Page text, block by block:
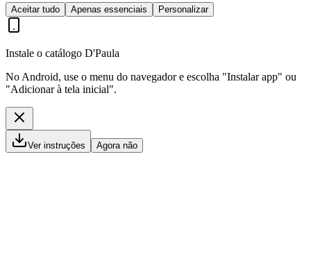
Aceitar tudo Apenas essenciais Personalizar
Instale o catálogo D'Paula
No Android, use o menu do navegador e escolha "Instalar app" ou
"Adicionar à tela inicial".
Ver instruções Agora não